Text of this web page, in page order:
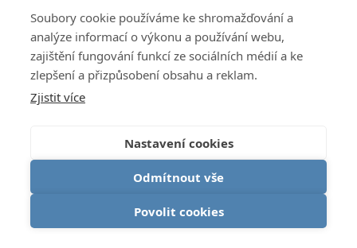
Soubory cookie používáme ke shromažďování a
analýze informací o výkonu a používání webu,
zajištění fungování funkcí ze sociálních médií a ke
zlepšení a přizpůsobení obsahu a reklam.
Zjistit více
Nastavení cookies
Odmítnout vše
Povolit cookies